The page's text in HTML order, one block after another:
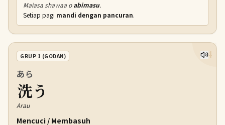
Maiasa shawaa oabimasu.
Setiap pagi mandi dengan pancuran.
4
GRUP 1 (GODAN)
洗
あら
う
Arau
Mencuci / Membasuh